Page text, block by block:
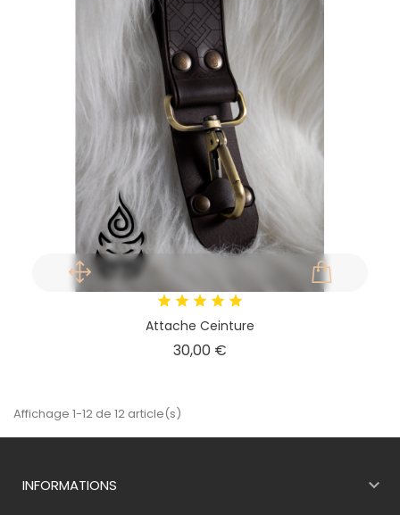
Attache Ceinture
30,00 €
Affichage 1-12 de 12 article(s)
INFORMATIONS 